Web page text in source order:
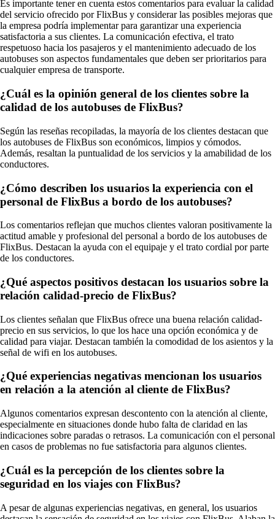
Es importante tener en cuenta estos comentarios para evaluar la calidad
del servicio ofrecido por FlixBus y considerar las posibles mejoras que
la empresa podría implementar para garantizar una experiencia
satisfactoria a sus clientes. La comunicación efectiva, el trato
respetuoso hacia los pasajeros y el mantenimiento adecuado de los
autobuses son aspectos fundamentales que deben ser prioritarios para
cualquier empresa de transporte.
¿Cuál es la opinión general de los clientes sobre la
calidad de los autobuses de FlixBus?
Según las reseñas recopiladas, la mayoría de los clientes destacan que
los autobuses de FlixBus son económicos, limpios y cómodos.
Además, resaltan la puntualidad de los servicios y la amabilidad de los
conductores.
¿Cómo describen los usuarios la experiencia con el
personal de FlixBus a bordo de los autobuses?
Los comentarios reflejan que muchos clientes valoran positivamente la
actitud amable y profesional del personal a bordo de los autobuses de
FlixBus. Destacan la ayuda con el equipaje y el trato cordial por parte
de los conductores.
¿Qué aspectos positivos destacan los usuarios sobre la
relación calidad-precio de FlixBus?
Los clientes señalan que FlixBus ofrece una buena relación calidad-
precio en sus servicios, lo que los hace una opción económica y de
calidad para viajar. Destacan también la comodidad de los asientos y la
señal de wifi en los autobuses.
¿Qué experiencias negativas mencionan los usuarios
en relación a la atención al cliente de FlixBus?
Algunos comentarios expresan descontento con la atención al cliente,
especialmente en situaciones donde hubo falta de claridad en las
indicaciones sobre paradas o retrasos. La comunicación con el personal
en casos de problemas no fue satisfactoria para algunos clientes.
¿Cuál es la percepción de los clientes sobre la
seguridad en los viajes con FlixBus?
A pesar de algunas experiencias negativas, en general, los usuarios